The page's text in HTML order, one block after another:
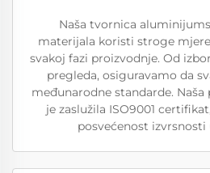
Naša tvornica
materijala koristi stroge
svakoj fazi proizvodnje. Od
pregleda, osiguravamo da
međunarodne standarde.
je zaslužila ISO9001
posvećenost